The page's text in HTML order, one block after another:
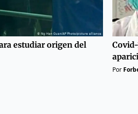
estudiar origen del
Por